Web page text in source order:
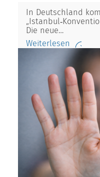
In Deutschland
Die neue…
Weiterlesen